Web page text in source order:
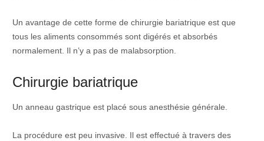
Un avantage de cette forme de chirurgie bariatrique est que
tous les aliments consommés sont digérés et absorbés
normalement. Il n’y a pas de malabsorption.
Chirurgie bariatrique
Un anneau gastrique est placé sous anesthésie générale.
La procédure est peu invasive. Il est effectué à travers des